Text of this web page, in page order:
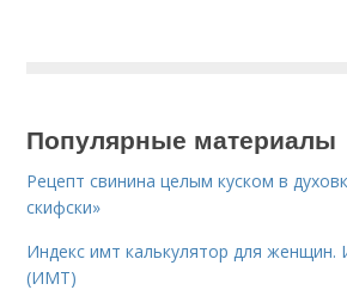
Популярные материалы
Рецепт свинина целым куском в
скифски»
Индекс имт калькулятор для женщин.
(ИМТ)